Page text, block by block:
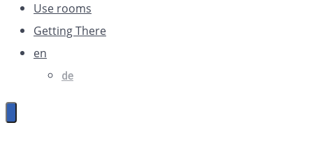
Use rooms
Getting There
en
de